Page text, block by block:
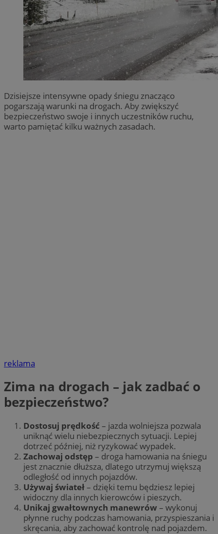
Dzisiejsze intensywne opady śniegu znacząco
pogarszają warunki na drogach. Aby zwiększyć
bezpieczeństwo swoje i innych uczestników ruchu,
warto pamiętać kilku ważnych zasadach.
reklama
Zima na drogach – jak zadbać o
bezpieczeństwo?
Dostosuj prędkość – jazda wolniejsza pozwala
uniknąć wielu niebezpiecznych sytuacji. Lepiej
dotrzeć później, niż ryzykować wypadek.
Zachowaj odstęp – droga hamowania na śniegu
jest znacznie dłuższa, dlatego utrzymuj większą
odległość od innych pojazdów.
Używaj świateł– dzięki temu będziesz lepiej
widoczny dla innych kierowców i pieszych.
Unikaj gwałtownych manewrów – wykonuj
płynne ruchy podczas hamowania, przyspieszania i
skręcania, aby zachować kontrolę nad pojazdem.